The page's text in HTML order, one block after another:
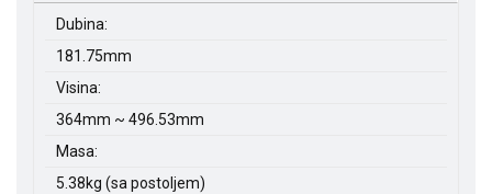
Dubina:
181.75mm
Visina:
364mm ~ 496.53mm
Masa:
5.38kg (sa postoljem)